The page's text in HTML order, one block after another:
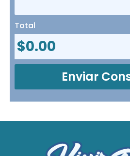
Total
$0.00
Enviar